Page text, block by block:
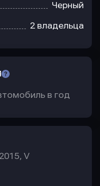
Черный
2 владельца
в год
V